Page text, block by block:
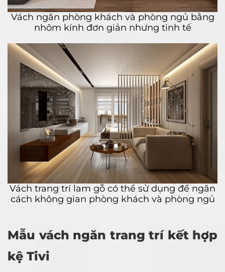
Vách ngăn phòng khách và phòng ngủ bằng
nhôm kính đơn giản nhưng tinh tế
Vách trang trí lam gỗ có thể sử dụng để ngăn
cách không gian phòng khách và phòng ngủ
Mẫu vách ngăn trang trí kết hợp
kệ Tivi